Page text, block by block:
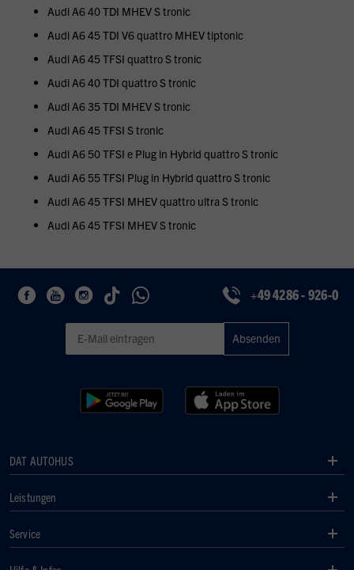
Audi A6 40 TDI MHEV S tronic
Audi A6 45 TDI V6 quattro MHEV tiptonic
Audi A6 45 TFSI quattro S tronic
Audi A6 40 TDI quattro S tronic
Audi A6 35 TDI MHEV S tronic
Audi A6 45 TFSI S tronic
Audi A6 50 TFSI e Plug in Hybrid quattro S tronic
Audi A6 55 TFSI Plug in Hybrid quattro S tronic
Audi A6 45 TFSI MHEV quattro ultra S tronic
Audi A6 45 TFSI MHEV S tronic
+49 4286 - 926-0
Geben Sie eine gültige E-Mail-Adresse für den Newsletter ein
DAT AUTOHUS
Leistungen
Service